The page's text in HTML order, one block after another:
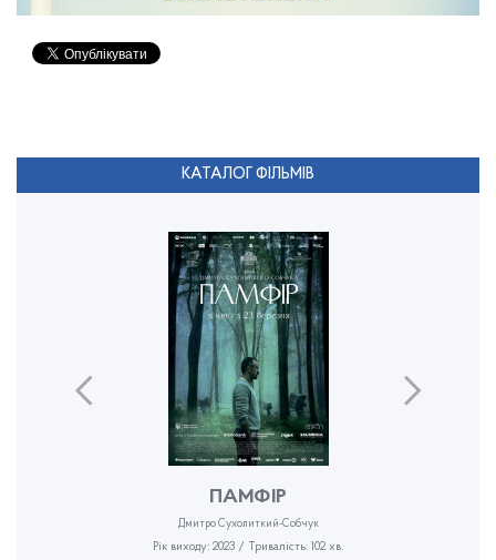
КАТАЛОГ ФІЛЬМІВ
ПАМФІР
Дмитро Сухолиткий-Собчук
Рік виходу: 2023 / Тривалість: 102 хв.